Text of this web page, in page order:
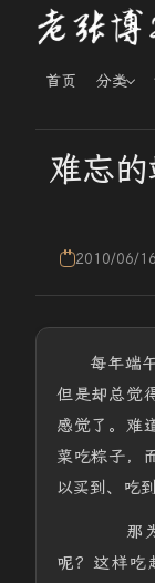
首页 分类
难忘
2010/06/16
每年端
但是却总觉
感觉了。难
菜吃粽子，
以买到、吃
那为
呢？这样吃